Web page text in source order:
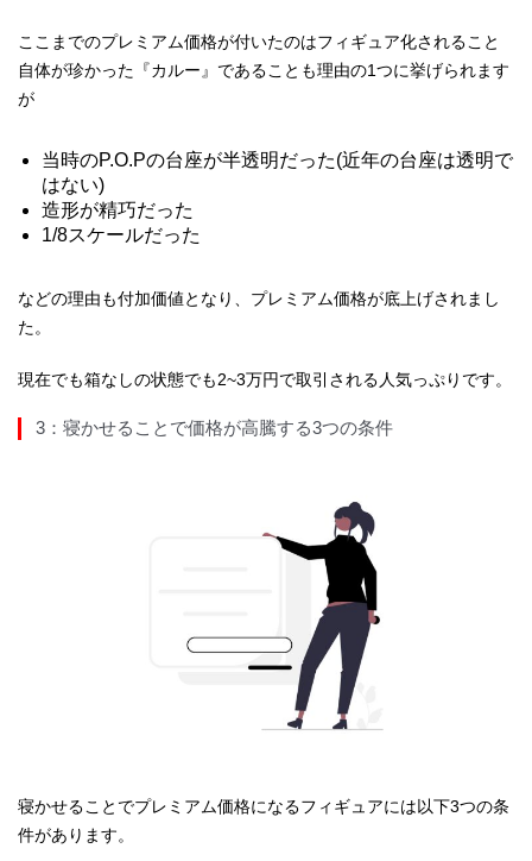
ここまでのプレミアム価格が付いたのはフィギュア化されること
自体が珍かった『カルー』であることも理由の1つに挙げられます
が
当時のP.O.Pの台座が半透明だった(近年の台座は透明で
はない)
造形が精巧だった
1/8スケールだった
などの理由も付加価値となり、プレミアム価格が底上げされまし
た。
現在でも箱なしの状態でも2~3万円で取引される人気っぷりです。
3：寝かせることで価格が高騰する3つの条件
寝かせることでプレミアム価格になるフィギュアには以下3つの条
件があります。